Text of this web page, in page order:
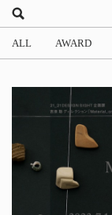
ALL AWARD